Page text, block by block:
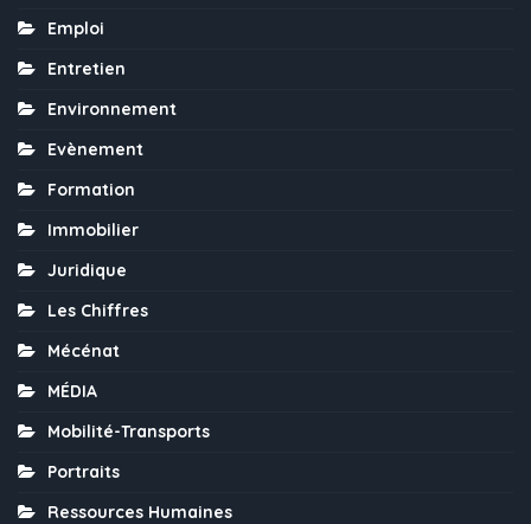
Emploi
Entretien
Environnement
Evènement
Formation
Immobilier
Juridique
Les Chiffres
Mécénat
MÉDIA
Mobilité-Transports
Portraits
Ressources Humaines